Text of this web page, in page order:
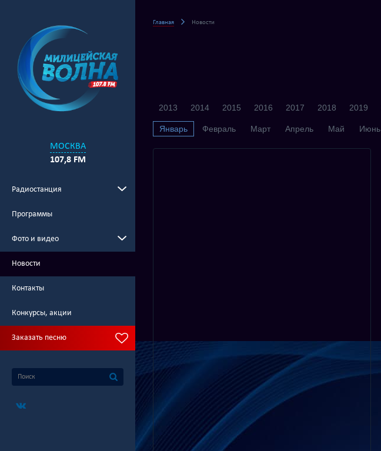
МОСКВА
107,8 FM
Радиостанция
Программы
Фото и видео
Новости
Контакты
Конкурсы, акции
Заказать песню
Главная Новости
2013 2014 2015 2016 2017 2018 2019
Январь Февраль Март Апрель Май Июнь